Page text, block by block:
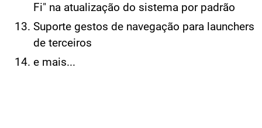
Fi" na atualização do sistema por padrão
Suporte gestos de navegação para launchers
de terceiros
e mais...